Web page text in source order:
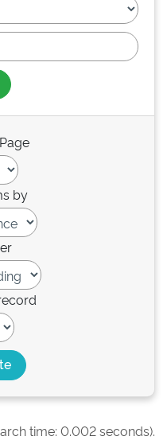
by
time: 0.002 seconds).